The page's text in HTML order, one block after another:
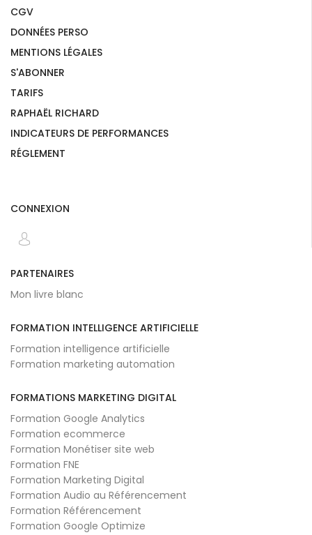
CGV
DONNÉES PERSO
MENTIONS LÉGALES
S'ABONNER
TARIFS
RAPHAËL RICHARD
INDICATEURS DE PERFORMANCES
RÉGLEMENT
CONNEXION
PARTENAIRES
Mon livre blanc
FORMATION INTELLIGENCE ARTIFICIELLE
Formation intelligence artificielle
Formation marketing automation
FORMATIONS MARKETING DIGITAL
Formation Google Analytics
Formation ecommerce
Formation Monétiser site web
Formation FNE
Formation Marketing Digital
Formation Audio au Référencement
Formation Référencement
Formation Google Optimize